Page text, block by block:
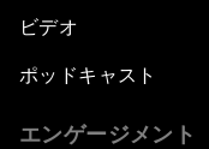
ビデオ
ポッドキャスト
エンゲージメント